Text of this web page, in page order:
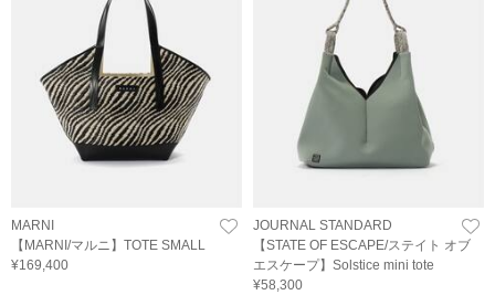
MARNI
【MARNI/マルニ】TOTE SMALL
¥169,400
JOURNAL STANDARD
【STATE OF ESCAPE/ステイト オブ
エスケープ】Solstice mini tote
¥58,300